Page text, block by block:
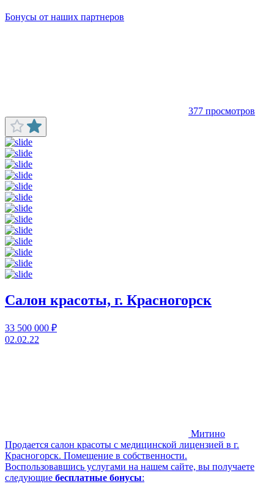
Бонусы от наших партнеров
377 просмотров
Салон красоты, г. Красногорск
33 500 000 ₽
02.02.22
Митино
Продается салон красоты с медицинской лицензией в г.
Красногорск. Помещение в собственности.
Воспользовавшись услугами на нашем сайте, вы получаете
следующие бесплатные бонусы: